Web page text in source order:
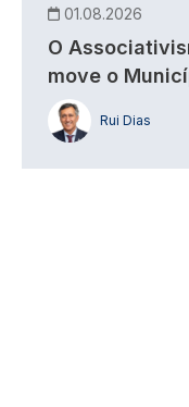
01.08.2026
O
move o
Rui Dias